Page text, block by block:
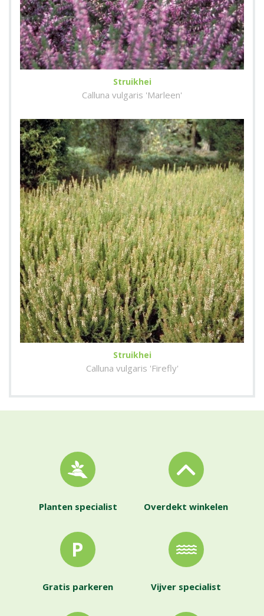
Struikhei
Calluna vulgaris 'Marleen'
Struikhei
Calluna vulgaris 'Firefly'
Planten specialist Overdekt winkelen
Gratis parkeren Vijver specialist